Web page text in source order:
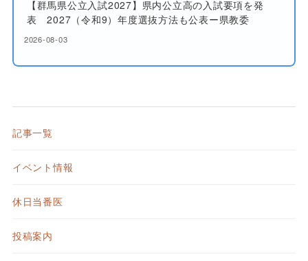
【群馬県公立入試2027】県内公立高の入試要項を発
表 2027（令和9）年度選抜方法も公表ー県教委
2026-08-03
記事一覧
イベント情報
休日当番医
投稿案内